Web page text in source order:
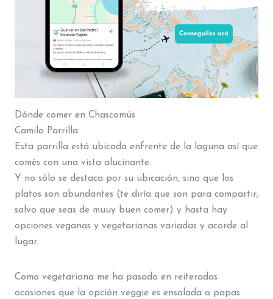
Dónde comer en Chascomús
Camilo Parrilla
Esta parrilla está ubicada enfrente de la laguna así que
comés con una vista alucinante.
Y no sólo se destaca por su ubicación, sino que los
platos son abundantes (te diría que son para compartir,
salvo que seas de muuy buen comer) y hasta hay
opciones veganas y vegetarianas variadas y acorde al
lugar.
Como vegetariana me ha pasado en reiteradas
ocasiones que la opción veggie es ensalada o papas